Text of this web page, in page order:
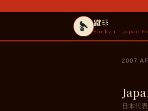
蹴球
Shukyu · Japan
2007
日本代表